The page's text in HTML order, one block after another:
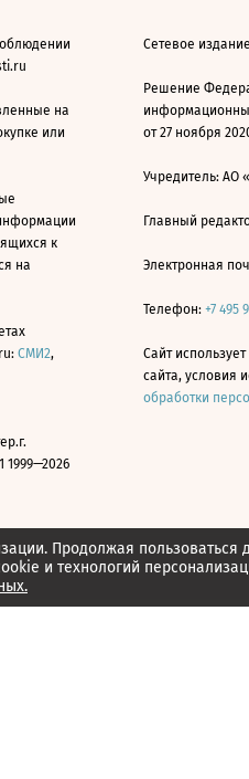
Продолжая пользоваться
и технологий
на
или
к
на
СМИ2,
Сетевое
Решение
от 27 ноября
Учредитель: АО
Главный
Электронная
Телефон: +7 495
Сайт использует
сайта, условия
обработки